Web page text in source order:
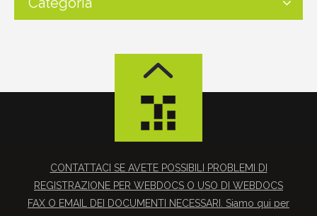
CONTATTACI SE AVETE POSSIBILI PROBLEMI DI
REGISTRAZIONE PER WEBDOCS O USO DI WEBDOCS
FAX O EMAIL DEI DOCUMENTI NECESSARI. Siamo qui per